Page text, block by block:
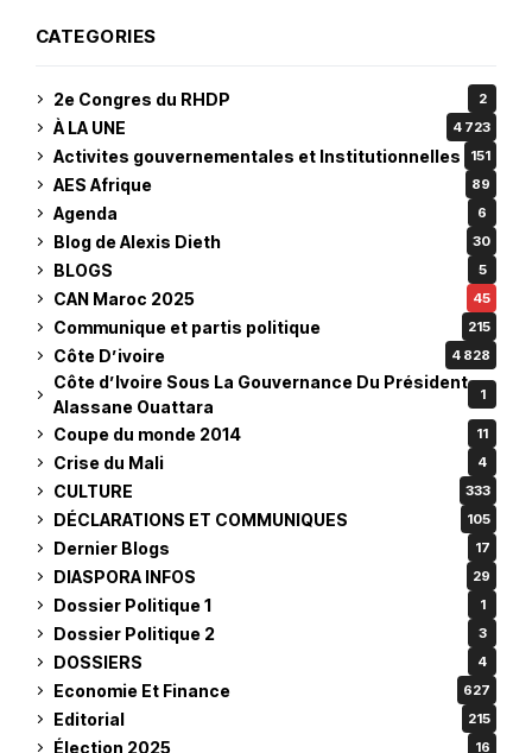
CATEGORIES
2e Congres du RHDP 2
À LA UNE 4 723
Activites gouvernementales et Institutionnelles 151
AES Afrique 89
Agenda 6
Blog de Alexis Dieth 30
BLOGS 5
CAN Maroc 2025 45
Communique et partis politique 215
Côte D’ivoire 4 828
Côte d’Ivoire Sous La Gouvernance Du Président
Alassane Ouattara
1
Coupe du monde 2014 11
Crise du Mali 4
CULTURE 333
DÉCLARATIONS ET COMMUNIQUES 105
Dernier Blogs 17
DIASPORA INFOS 29
Dossier Politique 1 1
Dossier Politique 2 3
DOSSIERS 4
Economie Et Finance 627
Editorial 215
Élection 2025 16